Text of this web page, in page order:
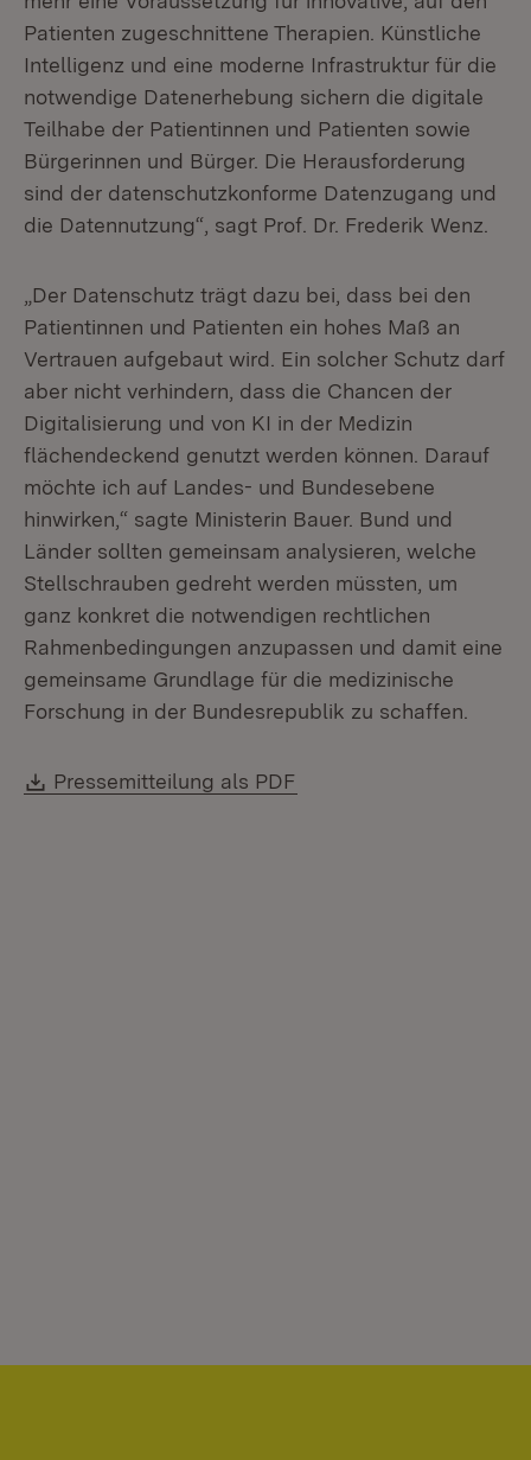
Patienten zugeschnittene Therapien. Künstliche
Intelligenz und eine moderne Infrastruktur für die
notwendige Datenerhebung sichern die digitale
Teilhabe der Patientinnen und Patienten sowie
Bürgerinnen und Bürger. Die Herausforderung
sind der datenschutzkonforme Datenzugang und
die Daten­nutzung“, sagt Prof. Dr. Frederik Wenz.
„Der Datenschutz trägt dazu bei, dass bei den
Patientinnen und Patien­ten ein hohes Maß an
Vertrauen aufgebaut wird. Ein solcher Schutz darf
aber nicht verhindern, dass die Chancen der
Digitalisierung und von KI in der Medizin
flächendeckend genutzt werden können. Darauf
möchte ich auf Landes- und Bundesebene
hinwirken,“ sagte Ministerin Bauer. Bund und
Länder sollten gemeinsam analy­sieren, welche
Stellschrauben ge­dreht werden müssten, um
ganz konkret die notwendigen rechtlichen
Rahmen­bedingungen anzupassen und damit eine
gemeinsame Grundlage für die medizinische
Forschung in der Bundesrepublik zu schaffen.
Download:
Pressemitteilung als PDF